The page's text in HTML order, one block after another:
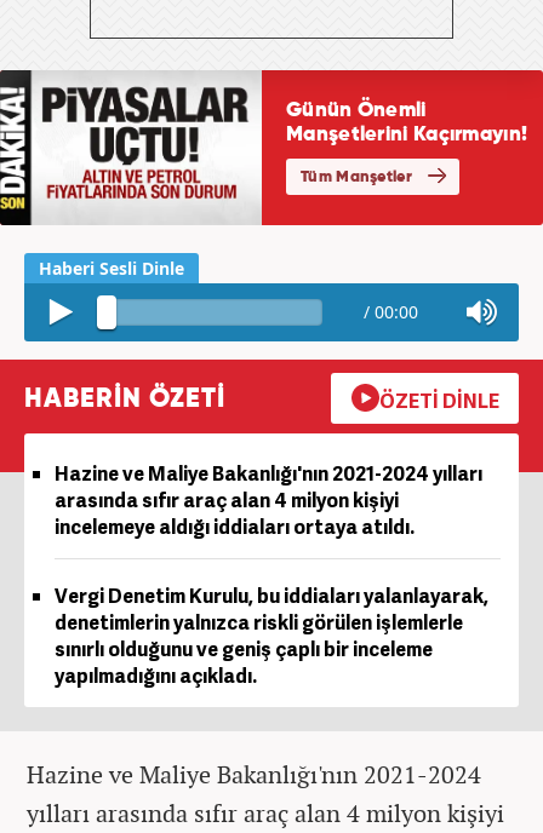
/ 00:00
HABERİN ÖZETİ ÖZETİ DİNLE
Hazine ve Maliye Bakanlığı'nın 2021-2024 yılları
arasında sıfır araç alan 4 milyon kişiyi
incelemeye aldığı iddiaları ortaya atıldı.
Vergi Denetim Kurulu, bu iddiaları yalanlayarak,
denetimlerin yalnızca riskli görülen işlemlerle
sınırlı olduğunu ve geniş çaplı bir inceleme
yapılmadığını açıkladı.
Hazine ve Maliye Bakanlığı'nın 2021-2024
yılları arasında sıfır araç alan 4 milyon kişiyi